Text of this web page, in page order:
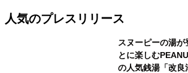
人気のプレスリリース
スヌーピーの湯
とに楽しむ
の人気銭湯「改良